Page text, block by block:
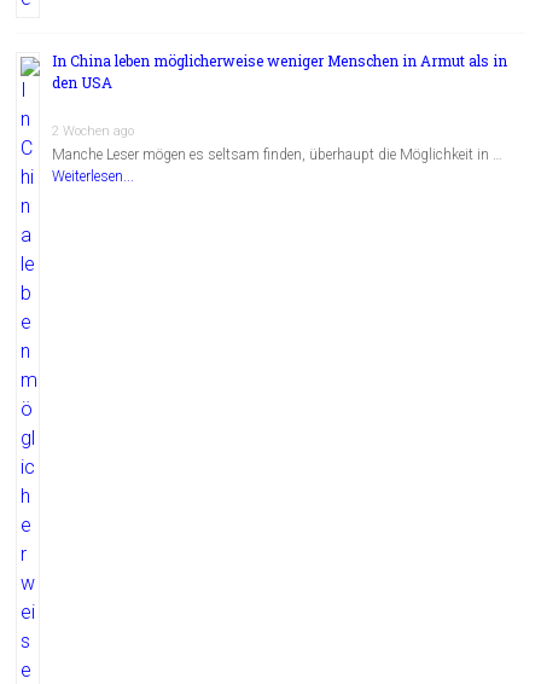
In China leben möglicherweise weniger Menschen in Armut als in
den USA
2 Wochen ago
Manche Leser mögen es seltsam finden, überhaupt die Möglichkeit in …
Weiterlesen...